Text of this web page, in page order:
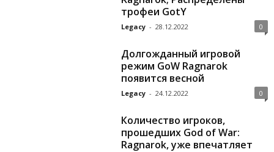
трофеи GotY
Legacy - 28.12.2022 0
Долгожданный игровой
режим GoW Ragnarok
появится весной
Legacy - 24.12.2022 0
Количество игроков,
прошедших God of War:
Ragnarok, уже впечатляет